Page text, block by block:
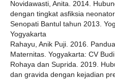
Novidawasti, Anita. 2014.
dengan tingkat asfiksia
Senopati Bantul tahun 2013.
Yogyakarta
Rahayu, Anik Puji. 2016.
Maternitas. Yogyakarta: CV
Rohaya dan Suprida. 2019.
dan gravida dengan kejadian